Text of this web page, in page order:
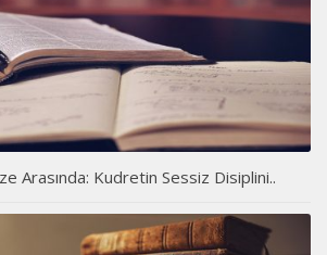
Arasında: Kudretin Sessiz Disiplini..